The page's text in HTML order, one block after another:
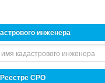
инженера
СРО